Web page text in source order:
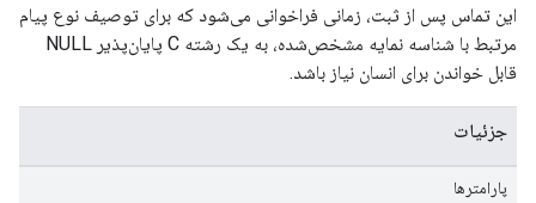
این تماس پس از ثبت، زمانی فراخوانی می‌شود که برای توصیف نوع پیام
مرتبط با شناسه نمایه مشخص‌شده، به یک رشته C پایان‌پذیر NULL
قابل خواندن برای انسان نیاز باشد.
جزئیات
پارامترها